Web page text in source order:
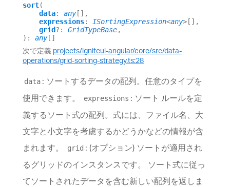
sort(
data: any[] ,
expressions: ISortingExpression<any> [] ,
grid?: GridTypeBase,
) : any[]
次で定義 projects/igniteui-angular/core/src/data-
operations/grid-sorting-strategy.ts:28
data : ソートするデータの配列。任意のタイプを
使用できます。
expressions : ソート ルールを定
義するソート式の配列。式には、ファイル名、大
文字と小文字を考慮するかどうかなどの情報が含
まれます。
grid : (オプション) ソートが適用され
るグリッドのインスタンスです。 ソート式に従っ
てソートされたデータを含む新しい配列を返しま